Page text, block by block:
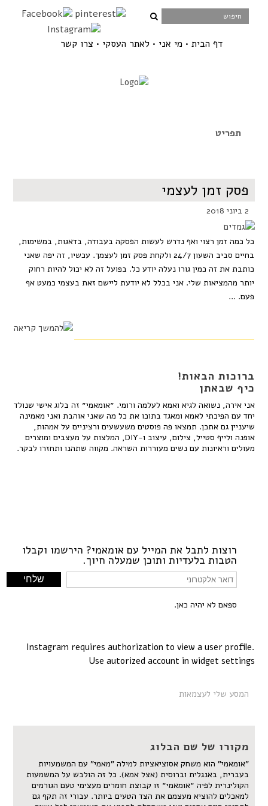
דף הבית מי אני לאתר העסקי צרו קשר
פסק זמן לעצמי
2 ביוני 2018
כל כמה זמן רצוי ואף נדרש לעשות הפסקה בעבודה, בדאגות, במשימות,
בחיים סביב השעון 24/7 ולקחת פסק זמן לעצמך. עכשיו, זה יפה שאני
כותבת את זה כמין גורו נעלה יודע כל. בפועל זה לא יכול להיות רחוק
יותר מהמציאות שלי. אני בכלל לא יודעת ליישם זאת בעצמי כמעט אף
פעם. ...
ברוכות הבאות!
כיף שבאתן
אני אירה, נשואה לגיא ואמא לעלמה ורומי. ״אומאמי״ זה בלוג אישי שנולד
יחד עם הפיכתי לאמא ומאגד בתוכו את כל מה שאני אוהבת ואני מאמינה
שיעניין גם אתכן. תמצאו פה פוסטים משעשעים ורציניים על אמהות,
אופנה ולייף סטייל, צילום, עיצוב ו-DIY, המלצות על מעצבים ומוצרים
מעולים וראיונות עם נשים מעוררות השראה. מקווה שתהנו ותחזרו לבקר.
רוצות לתבל את המייל עם אומאמי? הירשמו וקבלו
הטבות בלעדיות ותוכן שמעלה חיוך.
ספאם לא יהיה כאן.
Instagram requires authorization to view a user profile.
Use autorized account in widget settings
המסע שלי לעצמאות
מקורו של שם הבלוג
"אומאמי" הוא משחק אסוציאציות למילה "מאמי" עם המשמעויות
בעברית, באנגלית וברוסית (אצל אמא). כל זה הולבש על המשמעות
הקולינרית לפיה ״אומאמי״ זו קבוצת חומרים מעצימי טעם הגורמים
למאכלים להוציא מעצמם את הצד הטעים ביותר. עבורי זה תקף גם